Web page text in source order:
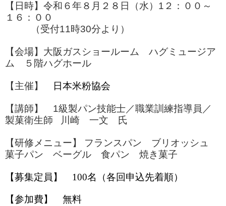
【日時】令和６年８月２８日（水）1２：００～
１６：００
（受付11時30分より）
【会場】大阪ガスショールーム ハグミュージア
ム ５階ハグホール
【主催】 日本米粉協会
【講師】 1級製パン技能士／職業訓練指導員／
製菓衛生師
川崎 一文 氏
【研修メニュー】 フランスパン ブリオッシュ
菓子パン ベーグル 食パン 焼き菓子
【募集定員】 100名（各回申込先着順）
【参加費】 無料